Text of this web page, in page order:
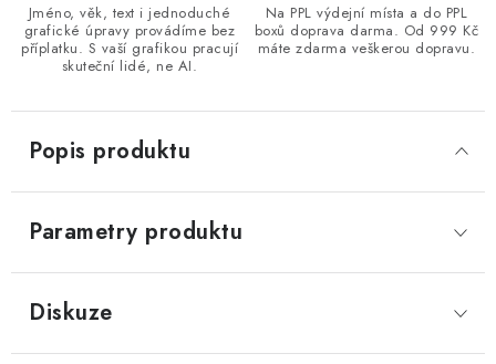
Jméno, věk, text i jednoduché
grafické úpravy provádíme bez
příplatku. S vaší grafikou pracují
skuteční lidé, ne AI.
Na PPL výdejní místa a do PPL
boxů doprava darma. Od 999 Kč
máte zdarma veškerou dopravu.
Popis produktu
Parametry produktu
Diskuze